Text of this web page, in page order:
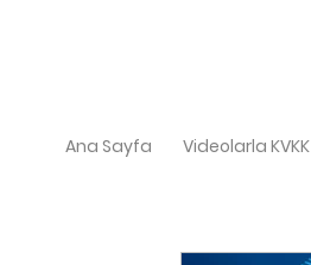
Ana Sayfa Videolarla KVKK